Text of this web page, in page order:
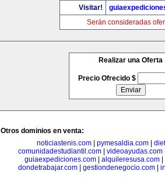
Visitar!
Serán consideradas
Realizar una Oferta
Precio Ofrecido $
Otros dominios en venta:
noticiastenis.com
pymesaldia.com
comunidadestudiantil.com| videoayudas.com
guiaexpediciones.com| alquileresusa.com|
dondetrabajar.com| gestiondenegocio.com|